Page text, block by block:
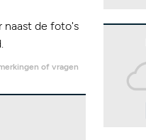
naast de foto's
of vragen